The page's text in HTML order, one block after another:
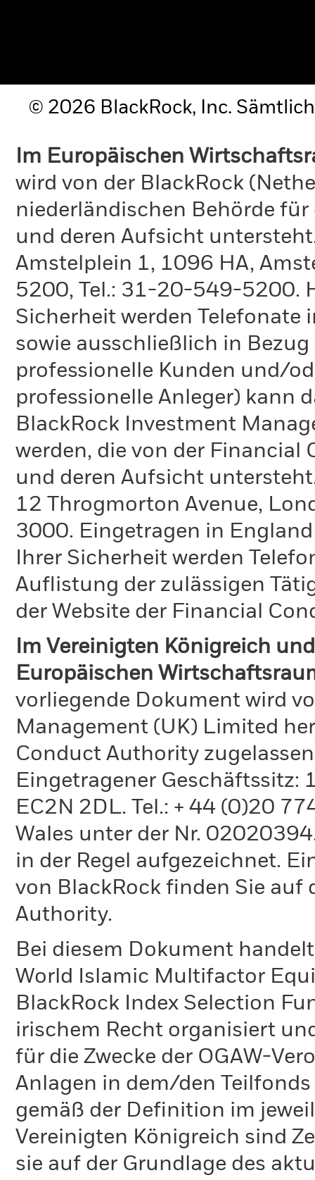
© 2026 BlackRock, Inc.
Im Europäischen
wird von der BlackRock
niederländischen Behörde
und deren Aufsicht
Amstelplein 1, 1096 HA,
5200, Tel.: 31-20-549-5200.
Sicherheit werden Telefonate
sowie ausschließlich in
professionelle Kunden und/
professionelle Anleger) kann
BlackRock Investment
werden, die von der Financial
und deren Aufsicht
12 Throgmorton Avenue,
3000. Eingetragen in
Ihrer Sicherheit werden
Auflistung der zulässigen
der Website der Financial
Im Vereinigten Königreich
Europäischen
vorliegende Dokument wird
Management (UK) Limited
Conduct Authority
Eingetragener Geschäftssitz:
EC2N 2DL. Tel.: + 44 (0)20
Wales unter der Nr.
in der Regel aufgezeichnet.
von BlackRock finden Sie auf
Authority.
Bei diesem Dokument
World Islamic Multifactor
BlackRock Index Selection
irischem Recht organisiert
für die Zwecke der OGAW-
Anlagen in dem/den
gemäß der Definition im
Vereinigten Königreich sind
sie auf der Grundlage des